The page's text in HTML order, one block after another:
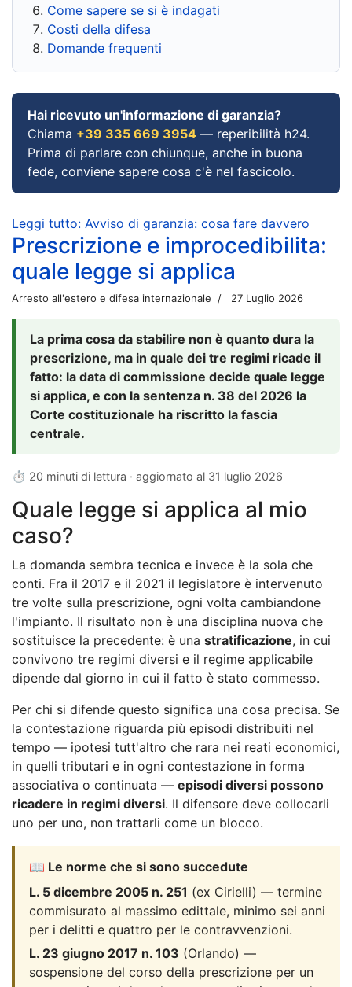
Come sapere se si è indagati
Costi della difesa
Domande frequenti
Hai ricevuto un'informazione di garanzia?
Chiama +39 335 669 3954 — reperibilità h24.
Prima di parlare con chiunque, anche in buona
fede, conviene sapere cosa c'è nel fascicolo.
Leggi tutto: Avviso di garanzia: cosa fare davvero
Prescrizione e improcedibilita:
quale legge si applica
Arresto all'estero e difesa internazionale 27 Luglio 2026
La prima cosa da stabilire non è quanto dura la
prescrizione, ma in quale dei tre regimi ricade il
fatto: la data di commissione decide quale legge
si applica, e con la sentenza n. 38 del 2026 la
Corte costituzionale ha riscritto la fascia
centrale.
⏱ 20 minuti di lettura · aggiornato al 31 luglio 2026
Quale legge si applica al mio
caso?
La domanda sembra tecnica e invece è la sola che
conti. Fra il 2017 e il 2021 il legislatore è intervenuto
tre volte sulla prescrizione, ogni volta cambiandone
l'impianto. Il risultato non è una disciplina nuova che
sostituisce la precedente: è una stratificazione, in cui
convivono tre regimi diversi e il regime applicabile
dipende dal giorno in cui il fatto è stato commesso.
Per chi si difende questo significa una cosa precisa. Se
la contestazione riguarda più episodi distribuiti nel
tempo — ipotesi tutt'altro che rara nei reati economici,
in quelli tributari e in ogni contestazione in forma
associativa o continuata — episodi diversi possono
ricadere in regimi diversi. Il difensore deve collocarli
uno per uno, non trattarli come un blocco.
📖 Le norme che si sono succedute
L. 5 dicembre 2005 n. 251 (ex Cirielli) — termine
commisurato al massimo edittale, minimo sei anni
per i delitti e quattro per le contravvenzioni.
L. 23 giugno 2017 n. 103 (Orlando) —
sospensione del corso della prescrizione per un